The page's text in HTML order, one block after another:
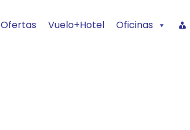
Ofertas Vuelo+Hotel Oficinas